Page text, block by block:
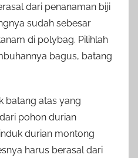
dari penanaman biji
sudah sebesar
di polybag. Pilihlah
bagus, batang
batang atas yang
pohon durian
durian montong
harus berasal dari